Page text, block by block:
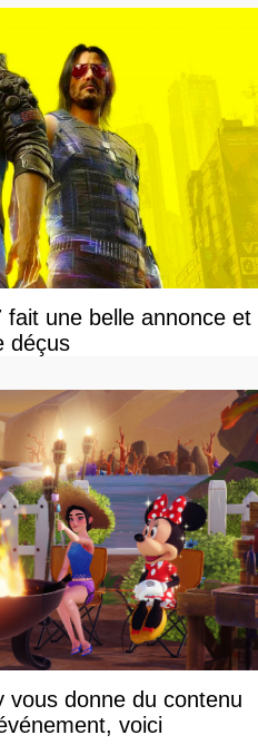
une belle annonce et
déçus
vous donne du contenu
voici